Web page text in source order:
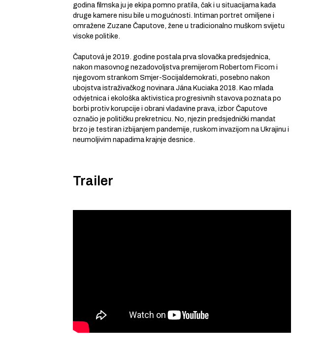
godina filmska ju je ekipa pomno pratila, čak i u situacijama kada
druge kamere nisu bile u mogućnosti. Intiman portret omiljene i
omražene Zuzane Čaputove, žene u tradicionalno muškom svijetu
visoke politike.
Čaputová je 2019. godine postala prva slovačka predsjednica,
nakon masovnog nezadovoljstva premijerom Robertom Ficom i
njegovom strankom Smjer-Socijaldemokrati, posebno nakon
ubojstva istraživačkog novinara Jána Kuciaka 2018. Kao mlada
odvjetnica i ekološka aktivistica progresivnih stavova poznata po
borbi protiv korupcije i obrani vladavine prava, izbor Čaputove
označio je političku prekretnicu. No, njezin predsjednički mandat
brzo je testiran izbijanjem pandemije, ruskom invazijom na Ukrajinu i
neumoljivim napadima krajnje desnice.
Trailer